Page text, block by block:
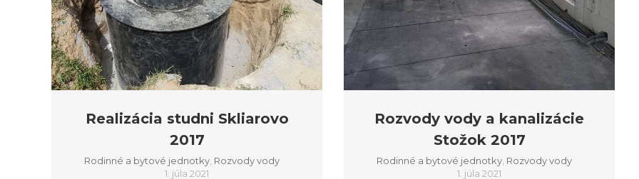
Realizácia studni Skliarovo
2017
Rodinné a bytové jednotky, Rozvody vody
1. júla 2021
Rozvody vody a kanalizácie
Stožok 2017
Rodinné a bytové jednotky, Rozvody vody
1. júla 2021